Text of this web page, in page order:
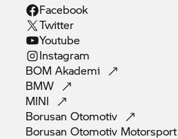
Facebook
Twitter
Youtube
Instagram
BOMAkademi
BMW
MINI
BorusanOtomotiv
Borusan Otomotiv Motorsport